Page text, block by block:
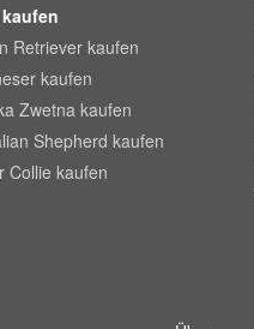
Retriever kaufen
kaufen
Zwetna kaufen
Shepherd kaufen
Collie kaufen